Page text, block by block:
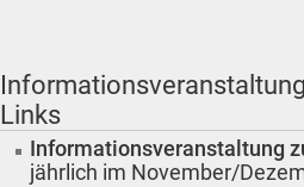
Links
Informationsveranstaltung
jährlich im November/